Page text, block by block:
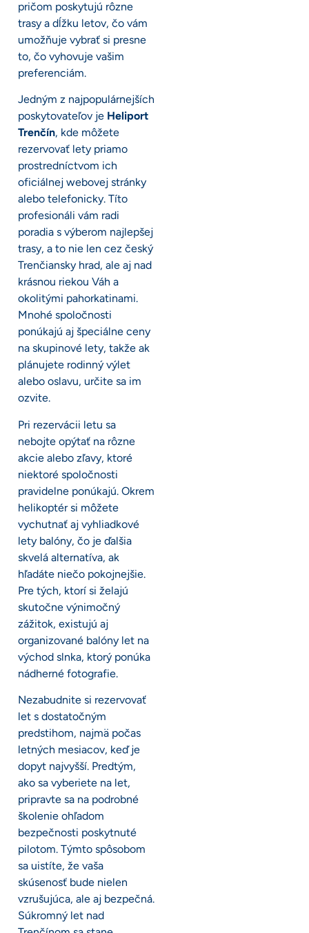
pričom poskytujú rôzne
trasy a dĺžku letov, čo vám
umožňuje vybrať si presne
to, čo vyhovuje vašim
preferenciám.
Jedným z najpopulárnejších
poskytovateľov je Heliport
Trenčín, kde môžete
rezervovať lety priamo
prostredníctvom ich
oficiálnej webovej stránky
alebo telefonicky. Títo
profesionáli vám radi
poradia s výberom najlepšej
trasy, a to nie len cez český
Trenčiansky hrad, ale aj nad
krásnou riekou Váh a
okolitými pahorkatinami.
Mnohé spoločnosti
ponúkajú aj špeciálne ceny
na skupinové lety, takže ak
plánujete rodinný výlet
alebo oslavu, určite sa im
ozvite.
Pri rezervácii letu sa
nebojte opýtať na rôzne
akcie alebo zľavy, ktoré
niektoré spoločnosti
pravidelne ponúkajú. Okrem
helikoptér si môžete
vychutnať aj vyhliadkové
lety balóny, čo je ďalšia
skvelá alternatíva, ak
hľadáte niečo pokojnejšie.
Pre tých, ktorí si želajú
skutočne výnimočný
zážitok, existujú aj
organizované balóny let na
východ slnka, ktorý ponúka
nádherné fotografie.
Nezabudnite si rezervovať
let s dostatočným
predstihom, najmä počas
letných mesiacov, keď je
dopyt najvyšší. Predtým,
ako sa vyberiete na let,
pripravte sa na podrobné
školenie ohľadom
bezpečnosti poskytnuté
pilotom. Týmto spôsobom
sa uistíte, že vaša
skúsenosť bude nielen
vzrušujúca, ale aj bezpečná.
Súkromný let nad